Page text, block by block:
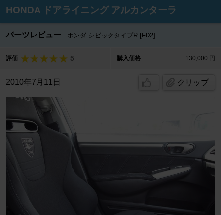
HONDA ドアライニング アルカンターラ
パーツレビュー ホンダ シビックタイプR [FD2]
評価 5 購入価格 130,000 円
2010年7月11日 クリップ